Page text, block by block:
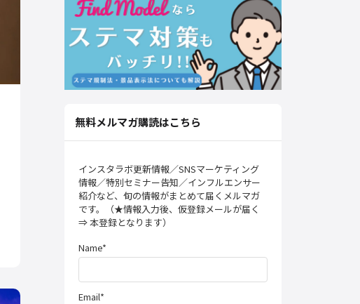
無料メルマガ購読はこちら
インスタラボ更新情報／SNSマーケティング
情報／特別セミナー告知／インフルエンサー
紹介など、旬の情報がまとめて届くメルマガ
です。（★情報入力後、仮登録メールが届く
⇒ 本登録となります）
Name*
Email*